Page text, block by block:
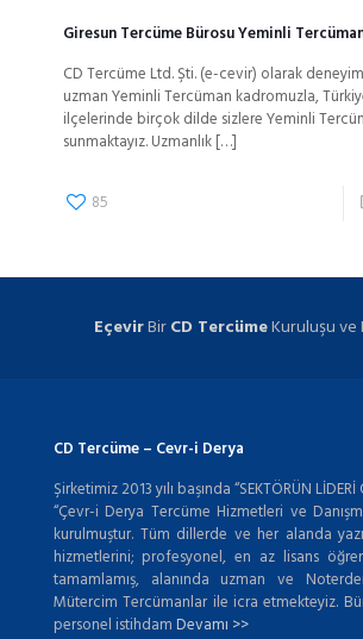
Giresun Tercüme Bürosu Yeminli
CD Tercüme Ltd. Şti. (e-cevir) olarak
uzman Yeminli Tercüman kadromuzla,
ilçelerinde birçok dilde sizlere Yeminli
sunmaktayız. Uzmanlık[…]
85
EçevirBirCD TercümeKuruluşu
CD Tercüme – Cevr-i Derya
Şirketimiz 2013 yılı başında “SEKTÖRÜN
“Çevr-i Derya Tercüme Hizmetleri ve
kurulmuştur. Tüm dillerde ve her alanda
hizmetlerini; profesyonel, en az lisans
tamamlamış, alanında uzman ve
Mütercim Tercümanlar ile icra etmekteyiz.
personel istihdamDevamı >>